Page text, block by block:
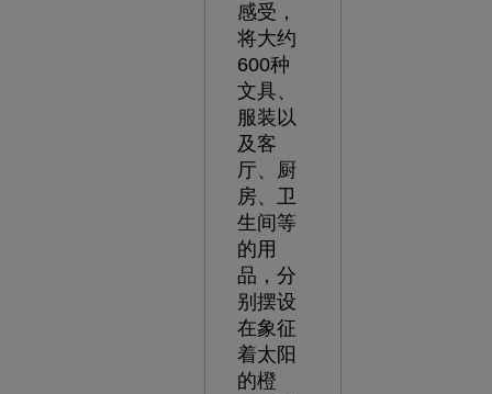
感受，
将大约
600种
文具、
服装以
及客
厅、厨
房、卫
生间等
的用
品，分
别摆设
在象征
着太阳
的橙